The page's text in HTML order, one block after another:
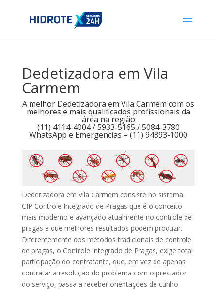
Dedetizadora em Vila
Carmem
A melhor Dedetizadora em Vila Carmem com os
melhores e mais qualificados profissionais da
área na região
(11) 4114-4004 / 5933-5165 / 5084-3780
WhatsApp e Emergencias – (11) 94893-1000
Dedetizadora em Vila Carmem consiste no sistema
CIP Controle Integrado de Pragas que é o conceito
mais moderno e avançado atualmente no controle de
pragas e que melhores resultados podem produzir.
Diferentemente dos métodos tradicionais de controle
de pragas, o Controle Integrado de Pragas, exige total
participação do contratante, que, em vez de apenas
contratar a resolução do problema com o prestador
do serviço, passa a receber orientações de cunho